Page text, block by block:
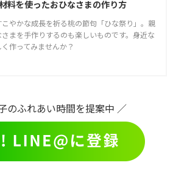
料を使ったおひなさまの作り方
やかな成長を祈る桃の節句「ひな祭り」。親
まを手作りするのも楽しいものです。身近な
作ってみませんか？
のふれあい時間を提案中 ／